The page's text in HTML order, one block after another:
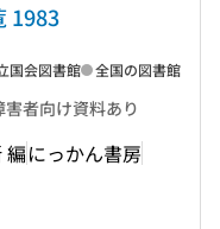
1983
害者向け資料あり
編にっかん書房
国会図書館 全国の図書館